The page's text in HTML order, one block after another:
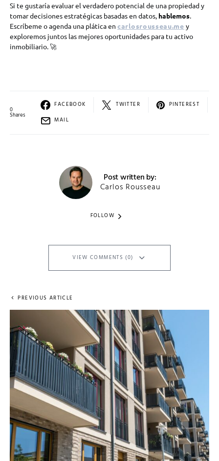
Si te gustaría evaluar el verdadero potencial de una propiedad y
tomar decisiones estratégicas basadas en datos, hablemos.
Escríbeme o agenda una plática en carlosrousseau.me y
exploremos juntos las mejores oportunidades para tu activo
inmobiliario. 🚀
0
Shares
FACEBOOK TWITTER
PINTEREST
MAIL
Post written by:
Carlos Rousseau
FOLLOW
VIEW COMMENTS (0)
PREVIOUS ARTICLE